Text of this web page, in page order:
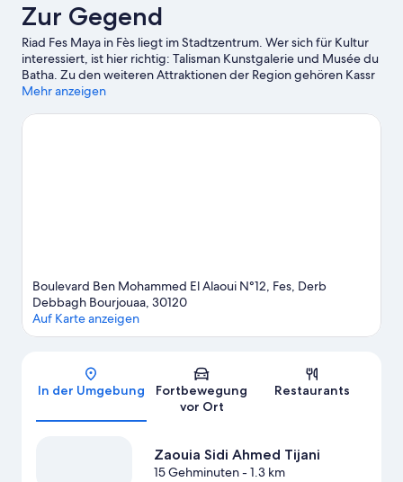
Zur Gegend
Riad Fes Maya in Fès liegt im Stadtzentrum. Wer sich für Kultur
interessiert, ist hier richtig: Talisman Kunstgalerie und Musée du
Batha. Zu den weiteren Attraktionen der Region gehören Kassr
Annoujoum Ducci Stiftung und Fondouk Tsetouanien. Ebenfalls
du Tapis und Fès Country Club.
Mehr anzeigen
Boulevard Ben Mohammed El Alaoui N°12, Fes, Derb
Debbagh Bourjouaa, 30120
Auf Karte anzeigen
In der Umgebung
Fortbewegung
vor Ort
Restaurants
Zaouia Sidi Ahmed Tijani
15 Gehminuten- 1.3 km